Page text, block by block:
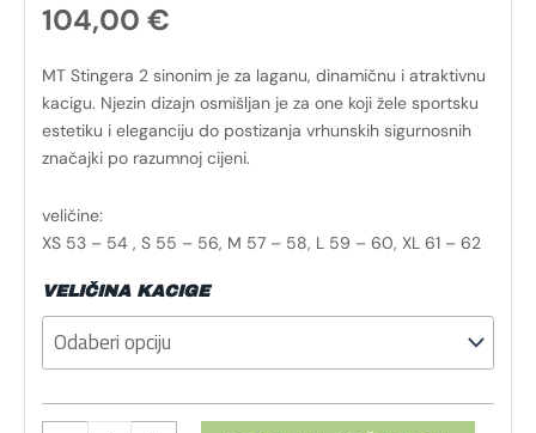
104,00 €
MT Stingera 2 sinonim je za laganu, dinamičnu i atraktivnu
kacigu. Njezin dizajn osmišljan je za one koji žele sportsku
estetiku i eleganciju do postizanja vrhunskih sigurnosnih
značajki po razumnoj cijeni.
veličine:
XS 53 – 54 , S 55 – 56, M 57 – 58, L 59 – 60, XL 61 – 62
VELIČINA KACIGE